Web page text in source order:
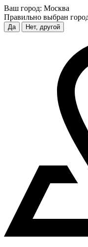
Ваш город: Москва
Правильно выбран
Да Нет, другой